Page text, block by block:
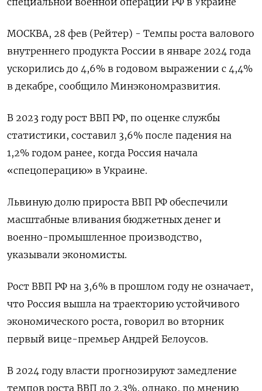
МОСКВА, 28 фев (Рейтер) - Темпы роста валового
внутреннего продукта России в январе 2024 года
ускорились до 4,6% в годовом выражении с 4,4%
в декабре, сообщило Минэкономразвития.
В 2023 году рост ВВП РФ, по оценке службы
статистики, составил 3,6% после падения на
1,2% годом ранее, когда Россия начала
«спецоперацию» в Украине.
Львиную долю прироста ВВП РФ обеспечили
масштабные вливания бюджетных денег и
военно-промышленное производство,
указывали экономисты.
Рост ВВП РФ на 3,6% в прошлом году не означает,
что Россия вышла на траекторию устойчивого
экономического роста, говорил во вторник
первый вице-премьер Андрей Белоусов.
В 2024 году власти прогнозируют замедление
темпов роста ВВП до 2,3%, однако, по мнению